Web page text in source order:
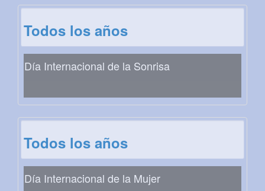
Todos los años
Día Internacional de la Sonrisa
Todos los años
Día Internacional de la Mujer